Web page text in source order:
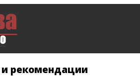
рекомендации